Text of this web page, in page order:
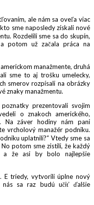
ale nám sa oveľa viac
sme naposledy získali nové
Rozdelili sme sa do skupín,
potom už začala práca na
manažmente, druhá
sme to aj trošku umelecky,
smerov rozpísali na obrázky
znaky manažmentu.
prezentovali svojim
o znakoch amerického,
Na záver hodiny nám pani
vrcholový manažér podniku.
uplatnili?“ Vtedy sme sa
potom sme zistili, že každý
a že asi by bolo najlepšie
E triedy, vytvorili úplne nový
nás sa raz budú učiť ďalšie